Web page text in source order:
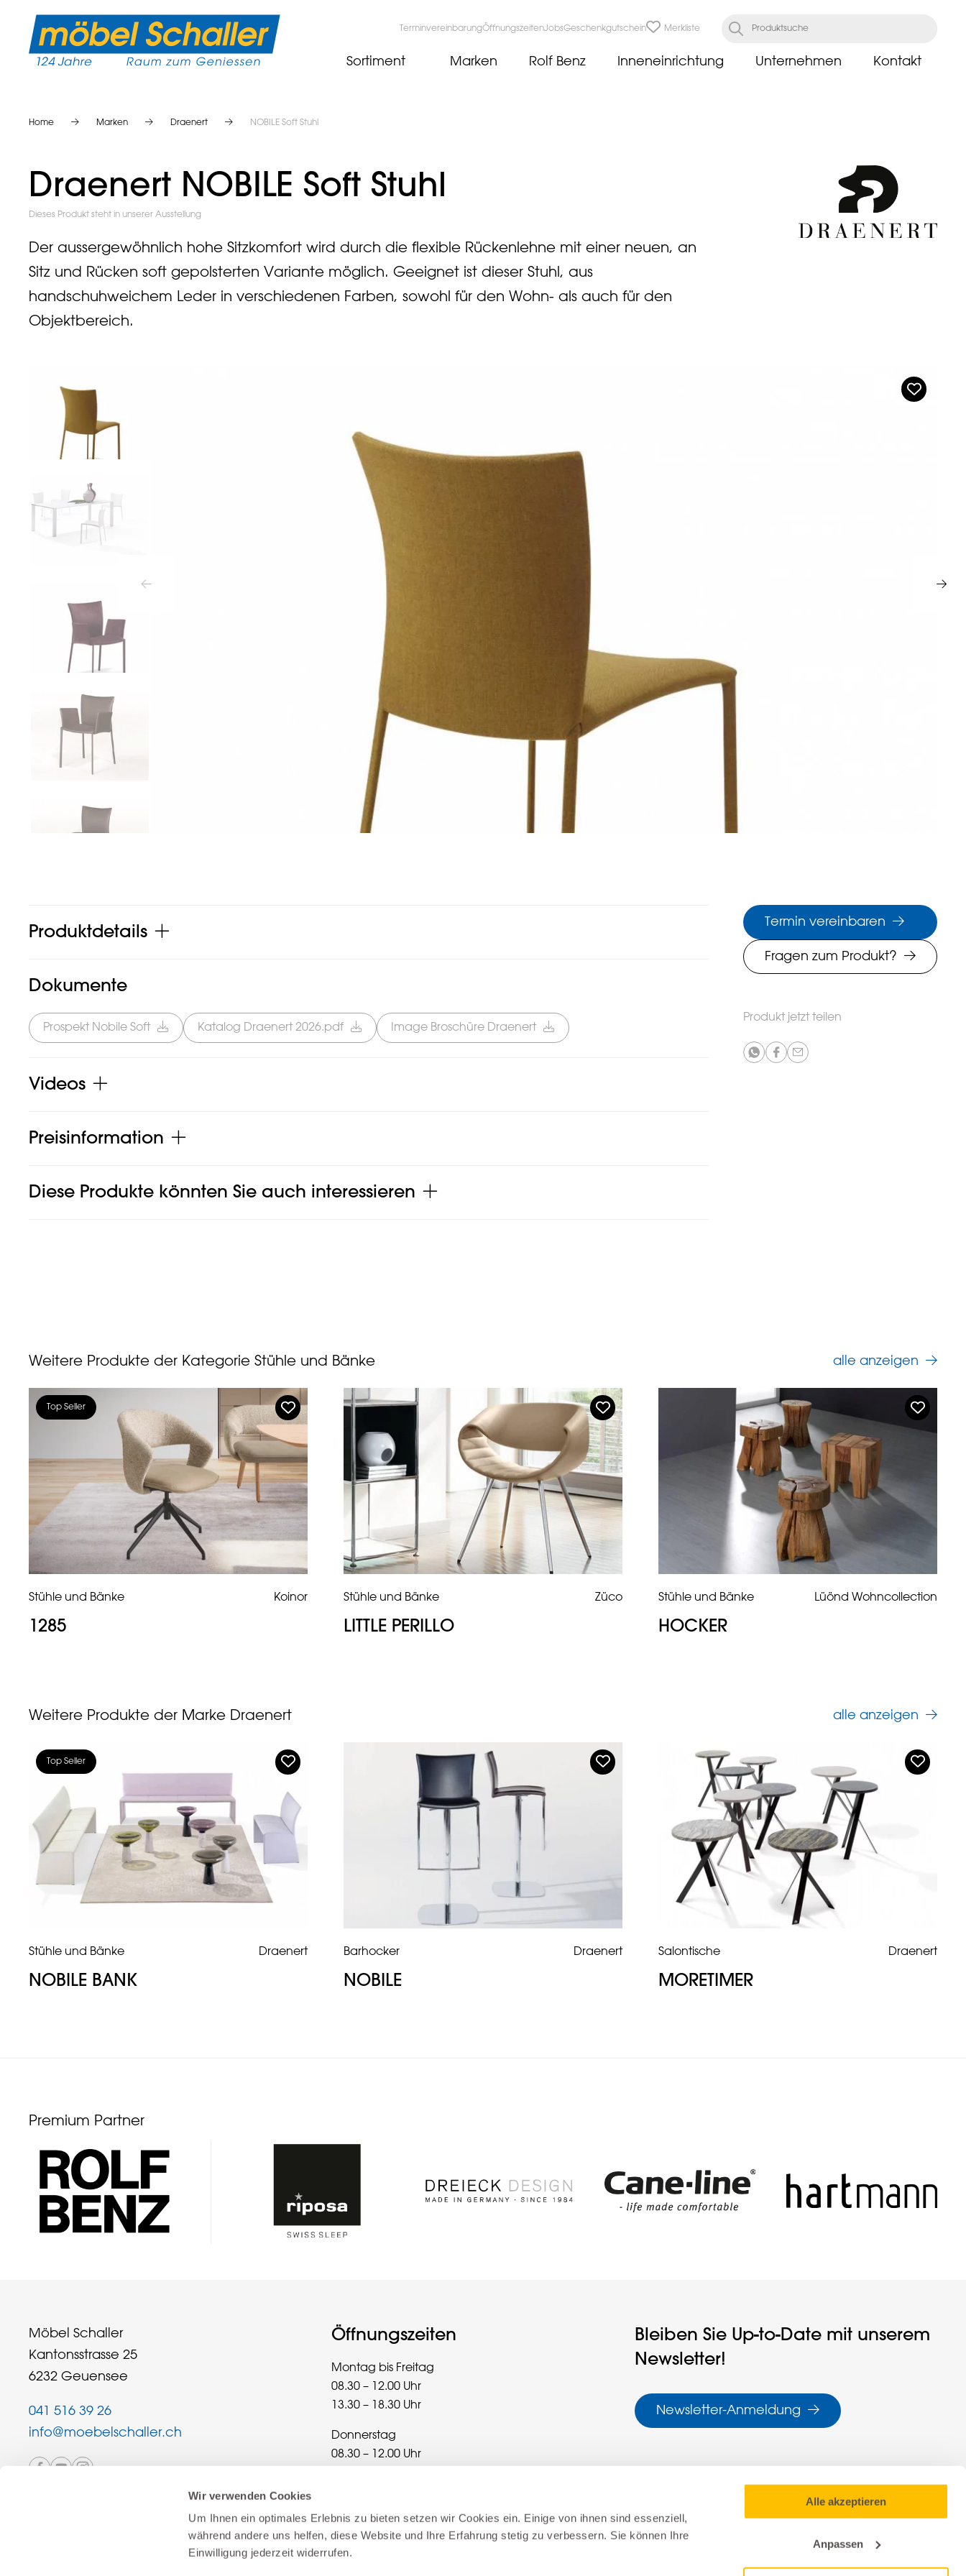
Wir verwenden Cookies
Um Ihnen ein optimales Erlebnis zu bieten setzen wir Cookies ein. Einige von ihnen sind essenziell,
während andere uns helfen, diese Website und Ihre Erfahrung stetig zu verbessern. Sie können Ihre
Einwilligung jederzeit widerrufen.
Alle akzeptieren
Anpassen
TerminvereinbarungÖffnungszeitenJobsGeschenkgutschein Merkliste
Sortiment Marken Rolf Benz Inneneinrichtung Unternehmen Kontakt
Home Marken Draenert NOBILE Soft Stuhl
Draenert NOBILE Soft Stuhl
Dieses Produkt steht in unserer Ausstellung
Der aussergewöhnlich hohe Sitzkomfort wird durch die flexible Rückenlehne mit einer neuen, an
Sitz und Rücken soft gepolsterten Variante möglich. Geeignet ist dieser Stuhl, aus
handschuhweichem Leder in verschiedenen Farben, sowohl für den Wohn- als auch für den
Objektbereich.
Termin vereinbaren
Fragen zum Produkt?
Produktdetails
Dokumente
Prospekt Nobile Soft Katalog Draenert 2026.pdf Image Broschüre Draenert
Videos
Preisinformation
Diese Produkte könnten Sie auch interessieren
Produkt jetzt teilen
Weitere Produkte der Kategorie Stühle und Bänke alle anzeigen
Top Seller
Stühle und Bänke Koinor
1285
Stühle und Bänke Züco
LITTLE PERILLO
Stühle und Bänke Lüönd Wohncollection
HOCKER
Weitere Produkte der Marke Draenert alle anzeigen
Top Seller
Stühle und Bänke Draenert
NOBILE BANK
Barhocker Draenert
NOBILE
Salontische Draenert
MORETIMER
Premium Partner
Möbel Schaller
Kantonsstrasse 25
6232 Geuensee
041 516 39 26
info@moebelschaller.ch
Öffnungszeiten
Montag bis Freitag
08.30 – 12.00 Uhr
13.30 – 18.30 Uhr
Donnerstag
08.30 – 12.00 Uhr
08.30 – 16.00 Uhr
Bleiben Sie Up-to-Date mit unserem
Newsletter!
Newsletter-Anmeldung